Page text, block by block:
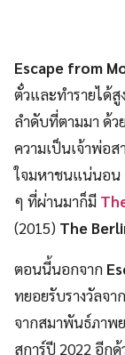
Escape from
ตั๋วและทำรายได้
ลำดับที่ตามมา ด้
ความเป็นเจ้าพ่อส
ใจมหาชนแน่นอน
ๆ ที่ผ่านมาก็มี
(2015) The
ตอนนี้นอกจาก
ทยอยรับรางวัลจา
จากสมาพันธ์ภาพ
สการ์ปี 2022 อีกด้